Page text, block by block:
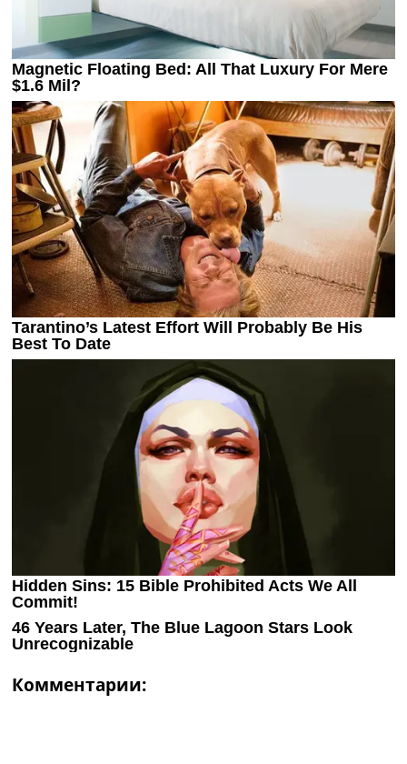
Комментарии: